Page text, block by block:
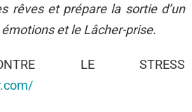
rêves et prépare la sortie d’un
et le Lâcher-prise.
LE STRESS